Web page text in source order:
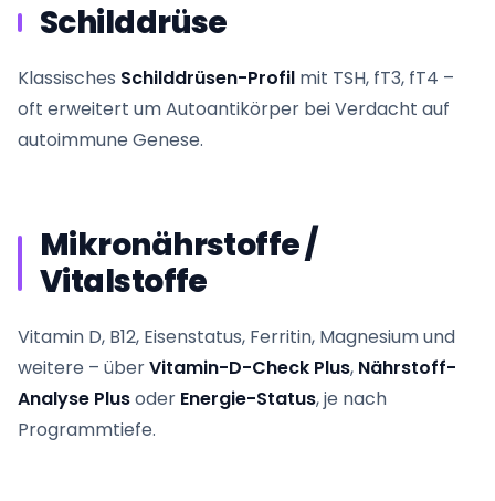
Schilddrüse
Klassisches Schilddrüsen-Profil mit TSH, fT3, fT4 –
oft erweitert um Autoantikörper bei Verdacht auf
autoimmune Genese.
Mikronährstoffe /
Vitalstoffe
Vitamin D, B12, Eisenstatus, Ferritin, Magnesium und
weitere – überVitamin-D-Check Plus, Nährstoff-
Analyse Plusoder Energie-Status, je nach
Programmtiefe.